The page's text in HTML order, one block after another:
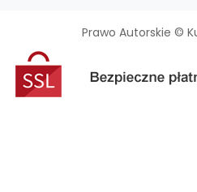
Prawo Autorskie ©